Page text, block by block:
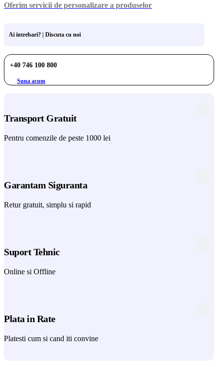
Oferim servicii de personalizare a produselor
Ai intrebari? | Discuta cu noi
+40 746 100 800
Suna acum
Transport Gratuit
Pentru comenzile de peste 1000 lei
Garantam Siguranta
Retur gratuit, simplu si rapid
Suport Tehnic
Online si Offline
Plata in Rate
Platesti cum si cand iti convine